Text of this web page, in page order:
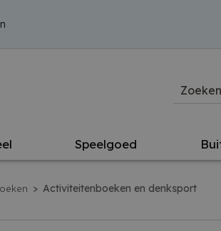
Speelgoed
> Activiteitenboeken en denksport